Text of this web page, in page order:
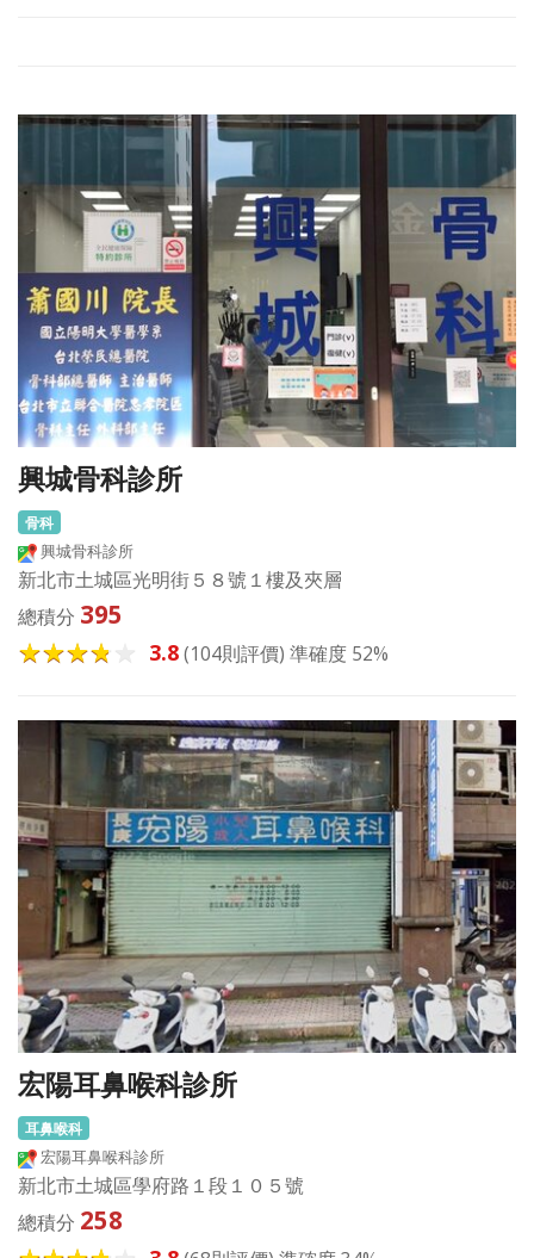
興城骨科診所
骨科
興城骨科診所
新北市土城區光明街５８號１樓及夾層
總積分 395
3.8(104則評價) 準確度 52%
宏陽耳鼻喉科診所
耳鼻喉科
宏陽耳鼻喉科診所
新北市土城區學府路１段１０５號
總積分 258